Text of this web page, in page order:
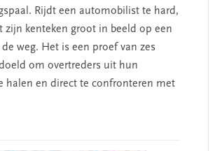
Rijdt een automobilist te hard,
zijn kenteken groot in beeld op een
weg. Het is een proef van zes
om overtreders uit hun
halen en direct te confronteren met